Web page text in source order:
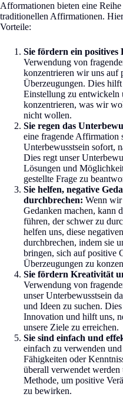
Afformationen bieten eine
traditionellen Affirmationen.
Vorteile:
Sie fördern ein positives
Verwendung von
konzentrieren wir uns auf
Überzeugungen. Dies
Einstellung zu entwickeln
konzentrieren, was wir
nicht wollen.
Sie regen das
eine fragende Affirmation
Unterbewusstsein sofort,
Dies regt unser
Lösungen und
gestellte Frage zu
Sie helfen, negative
durchbrechen: Wenn wir
Gedanken machen, kann
führen, der schwer zu
helfen uns, diese
durchbrechen, indem sie
bringen, sich auf positive
Überzeugungen zu
Sie fördern Kreativität
Verwendung von
unser Unterbewusstsein
und Ideen zu suchen.
Innovation und hilft uns,
unsere Ziele zu erreichen.
Sie sind einfach und
einfach zu verwenden
Fähigkeiten oder
überall verwendet
Methode, um positive
zu bewirken.